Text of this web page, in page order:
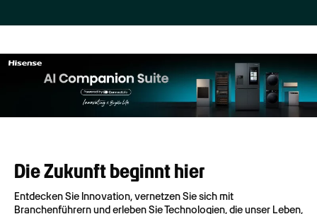
Die Zukunft beginnt hier
Entdecken Sie Innovation, vernetzen Sie sich mit
Branchenführern und erleben Sie Technologien, die unser Leben,